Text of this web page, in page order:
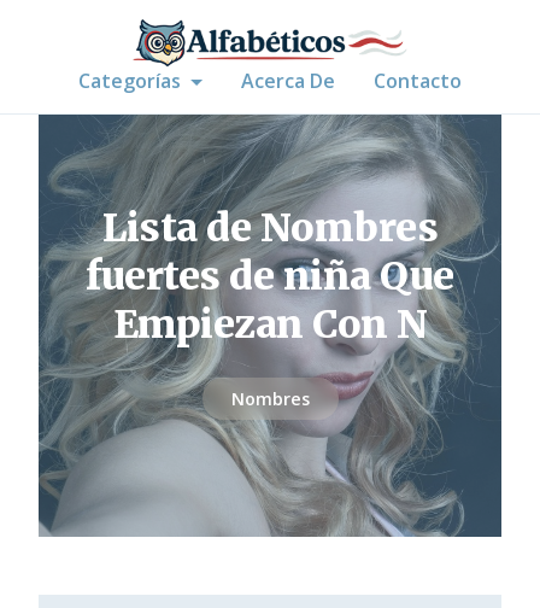
Categorías Acerca De Contacto
Lista de Nombres
fuertes de niña Que
Empiezan Con N
Nombres